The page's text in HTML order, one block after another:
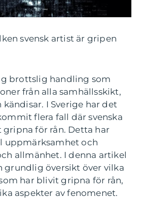
svensk artist är gripen
brottslig handling som
från alla samhällsskikt,
kändisar. I Sverige har det
flera fall där svenska
för rån. Detta har
uppmärksamhet och
allmänhet. I denna artikel
grundlig översikt över vilka
har blivit gripna för rån,
aspekter av fenomenet.